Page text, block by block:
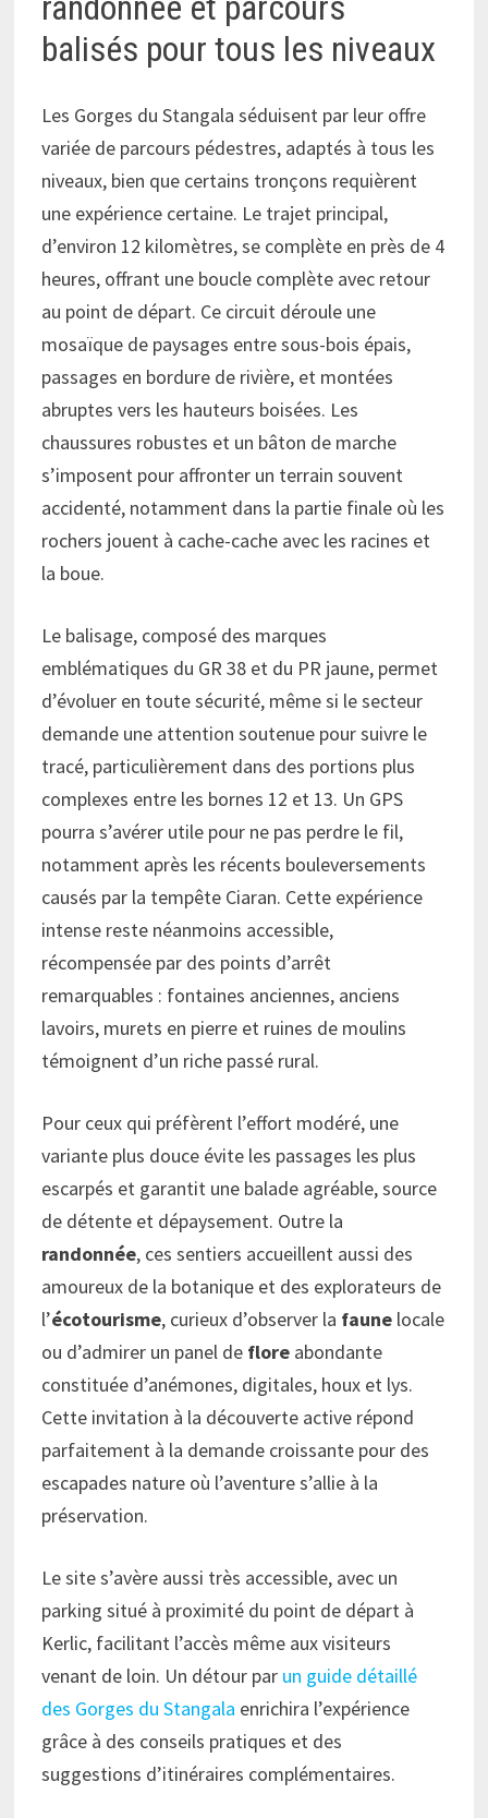
balisés pour tous les niveaux
Les Gorges du Stangala séduisent par leur offre
variée de parcours pédestres, adaptés à tous les
niveaux, bien que certains tronçons requièrent
une expérience certaine. Le trajet principal,
d’environ 12 kilomètres, se complète en près de 4
heures, offrant une boucle complète avec retour
au point de départ. Ce circuit déroule une
mosaïque de paysages entre sous-bois épais,
passages en bordure de rivière, et montées
abruptes vers les hauteurs boisées. Les
chaussures robustes et un bâton de marche
s’imposent pour affronter un terrain souvent
accidenté, notamment dans la partie finale où les
rochers jouent à cache-cache avec les racines et
la boue.
Le balisage, composé des marques
emblématiques du GR 38 et du PR jaune, permet
d’évoluer en toute sécurité, même si le secteur
demande une attention soutenue pour suivre le
tracé, particulièrement dans des portions plus
complexes entre les bornes 12 et 13. Un GPS
pourra s’avérer utile pour ne pas perdre le fil,
notamment après les récents bouleversements
causés par la tempête Ciaran. Cette expérience
intense reste néanmoins accessible,
récompensée par des points d’arrêt
remarquables : fontaines anciennes, anciens
lavoirs, murets en pierre et ruines de moulins
témoignent d’un riche passé rural.
Pour ceux qui préfèrent l’effort modéré, une
variante plus douce évite les passages les plus
escarpés et garantit une balade agréable, source
de détente et dépaysement. Outre la
randonnée, ces sentiers accueillent aussi des
amoureux de la botanique et des explorateurs de
l’écotourisme, curieux d’observer la faune locale
ou d’admirer un panel de flore abondante
constituée d’anémones, digitales, houx et lys.
Cette invitation à la découverte active répond
parfaitement à la demande croissante pour des
escapades nature où l’aventure s’allie à la
préservation.
Le site s’avère aussi très accessible, avec un
parking situé à proximité du point de départ à
Kerlic, facilitant l’accès même aux visiteurs
venant de loin. Un détour par un guide détaillé
des Gorges du Stangala enrichira l’expérience
grâce à des conseils pratiques et des
suggestions d’itinéraires complémentaires.